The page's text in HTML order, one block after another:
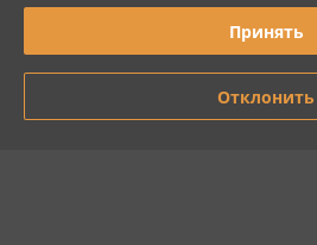
Политика обработки cookies
Сайт создан на платформе Deal.by
Принять
Отклонить